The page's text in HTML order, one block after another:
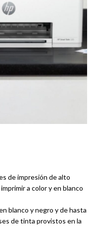
de impresión de alto
a color y en blanco
blanco y negro y de hasta
de tinta provistos en la